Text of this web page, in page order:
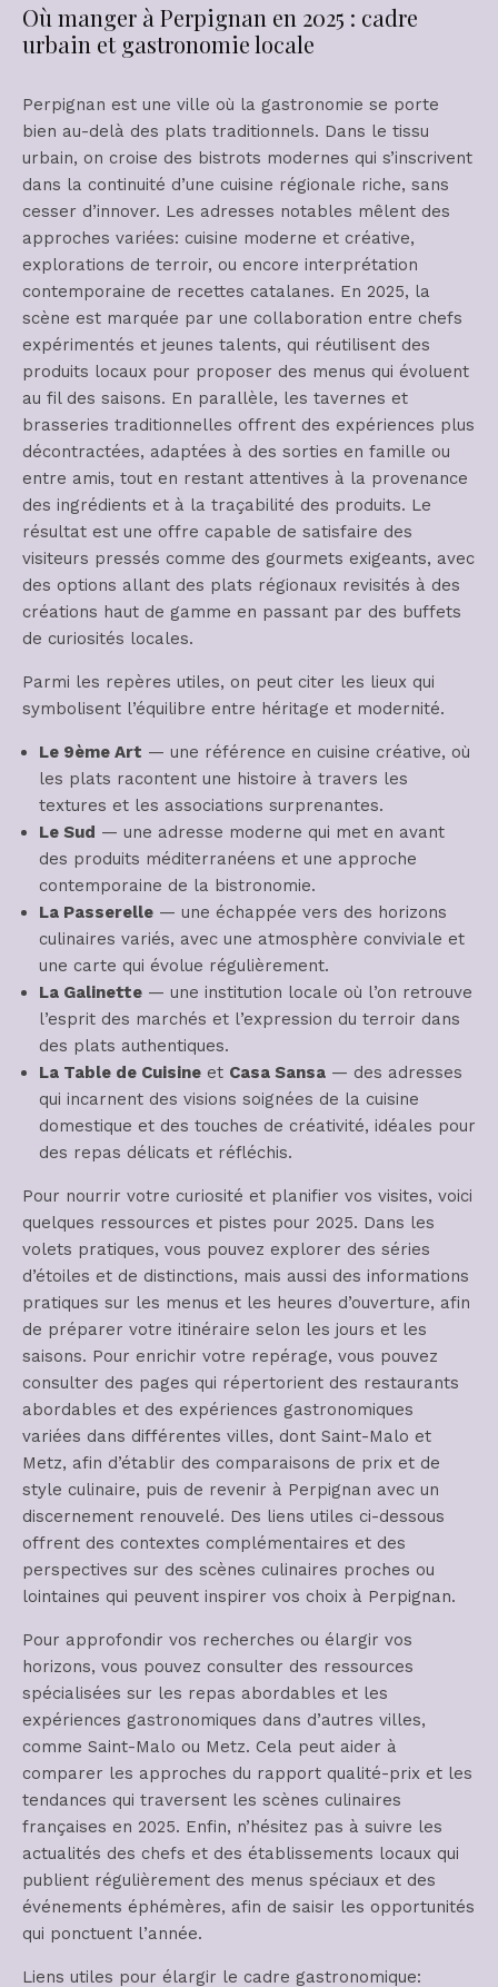
Où manger à Perpignan en 2025 : cadre
urbain et gastronomie locale
Perpignan est une ville où la gastronomie se porte
bien au-delà des plats traditionnels. Dans le tissu
urbain, on croise des bistrots modernes qui s’inscrivent
dans la continuité d’une cuisine régionale riche, sans
cesser d’innover. Les adresses notables mêlent des
approches variées: cuisine moderne et créative,
explorations de terroir, ou encore interprétation
contemporaine de recettes catalanes. En 2025, la
scène est marquée par une collaboration entre chefs
expérimentés et jeunes talents, qui réutilisent des
produits locaux pour proposer des menus qui évoluent
au fil des saisons. En parallèle, les tavernes et
brasseries traditionnelles offrent des expériences plus
décontractées, adaptées à des sorties en famille ou
entre amis, tout en restant attentives à la provenance
des ingrédients et à la traçabilité des produits. Le
résultat est une offre capable de satisfaire des
visiteurs pressés comme des gourmets exigeants, avec
des options allant des plats régionaux revisités à des
créations haut de gamme en passant par des buffets
de curiosités locales.
Parmi les repères utiles, on peut citer les lieux qui
symbolisent l’équilibre entre héritage et modernité.
Le 9ème Art — une référence en cuisine créative, où
les plats racontent une histoire à travers les
textures et les associations surprenantes.
Le Sud — une adresse moderne qui met en avant
des produits méditerranéens et une approche
contemporaine de la bistronomie.
La Passerelle — une échappée vers des horizons
culinaires variés, avec une atmosphère conviviale et
une carte qui évolue régulièrement.
La Galinette — une institution locale où l’on retrouve
l’esprit des marchés et l’expression du terroir dans
des plats authentiques.
La Table de Cuisine et Casa Sansa — des adresses
qui incarnent des visions soignées de la cuisine
domestique et des touches de créativité, idéales pour
des repas délicats et réfléchis.
Pour nourrir votre curiosité et planifier vos visites, voici
quelques ressources et pistes pour 2025. Dans les
volets pratiques, vous pouvez explorer des séries
d’étoiles et de distinctions, mais aussi des informations
pratiques sur les menus et les heures d’ouverture, afin
de préparer votre itinéraire selon les jours et les
saisons. Pour enrichir votre repérage, vous pouvez
consulter des pages qui répertorient des restaurants
abordables et des expériences gastronomiques
variées dans différentes villes, dont Saint-Malo et
Metz, afin d’établir des comparaisons de prix et de
style culinaire, puis de revenir à Perpignan avec un
discernement renouvelé. Des liens utiles ci-dessous
offrent des contextes complémentaires et des
perspectives sur des scènes culinaires proches ou
lointaines qui peuvent inspirer vos choix à Perpignan.
Pour approfondir vos recherches ou élargir vos
horizons, vous pouvez consulter des ressources
spécialisées sur les repas abordables et les
expériences gastronomiques dans d’autres villes,
comme Saint-Malo ou Metz. Cela peut aider à
comparer les approches du rapport qualité-prix et les
tendances qui traversent les scènes culinaires
françaises en 2025. Enfin, n’hésitez pas à suivre les
actualités des chefs et des établissements locaux qui
publient régulièrement des menus spéciaux et des
événements éphémères, afin de saisir les opportunités
qui ponctuent l’année.
Liens utiles pour élargir le cadre gastronomique: